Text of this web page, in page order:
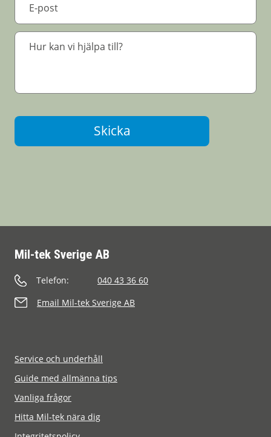
Skicka
Mil-tek Sverige AB
Telefon:
040 43 36 60
Email Mil-tek Sverige AB
Service och underhåll
Guide med allmänna tips
Vanliga frågor
Hitta Mil-tek nära dig